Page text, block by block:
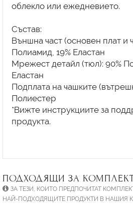
облекло или ежедневието.
Състав:
Външна част (основен плат и
Полиамид, 19% Еластан
Мрежест детайл (тюл): 90%
Еластан
Подплата на чашките
Полиестер
*Вижте инструкциите за
продукта.
ПОДХОДЯЩИ ЗА
ЗА ТЕЗИ, КОИТО ПРЕДПОЧИТАТ
НАЙ-ПОДХОДЯЩИТЕ ПРОДУКТИ В НАШИЯ